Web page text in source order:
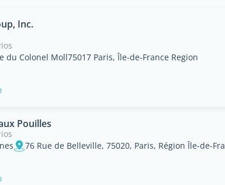
Inc.
du Colonel Moll75017 Paris, Île-de-France Region
Pouilles